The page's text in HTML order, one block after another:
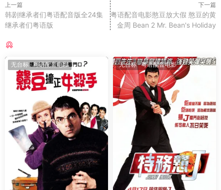
上一篇
韩剧继承者们粤语配音版全24集
继承者们粤语版
下一篇
粤语配音电影憨豆放大假 憨豆的黄
金周 Bean 2 Mr. Bean's Holiday
无台标 ·粤语配音电影 无台标·粤语配音电影